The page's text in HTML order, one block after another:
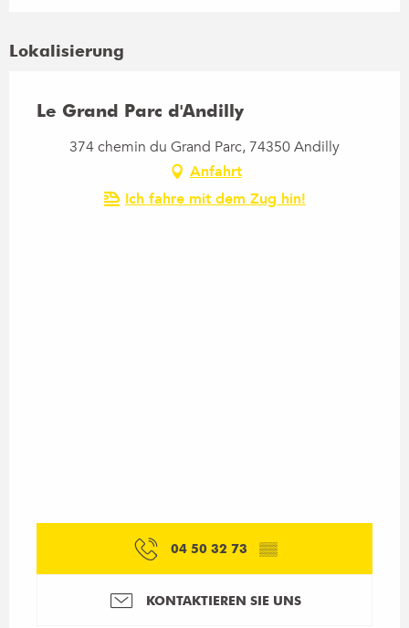
Lokalisierung
Le Grand Parc d'Andilly
374 chemin du Grand Parc, 74350 Andilly
Anfahrt
Ich fahre mit dem Zug hin!
04 50 32 73 ▒▒
KONTAKTIEREN SIE UNS